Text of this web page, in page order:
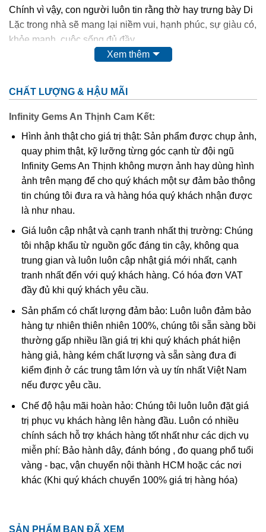
Chính vì vậy, con người luôn tin rằng thờ hay trưng bày Di
Lặc trong nhà sẽ mang lại niềm vui, hạnh phúc, sự giàu có,
khỏe mạnh, cuộc sống đủ đầy.
kém như: các loại gỗ quý, đá quý,…
Ngoài tượng Phật Di Lặc
công ty, nơi công cộng thì hình ảnh Ngài cũng được điêu
khắc tinh xảo trên nền mặt dây chuyền. Điều này giúp
chúng ta có thể mang Phật bên mình mọi lúc mọi nơi để
phù hộ độ trì,…Và mặt dây chuyềnPhật Di Lặccũng được
nhiều tín đồ kể cả tín ngưỡng Phật hay không tín ngưỡng
đều ưa chuộng.
Phật Di Lặc trong phong thủy
Ngày nay, Phật Di Lặc Đá Ruby được tạo hình nhiều kiểu
khác nhau chứ không có 1 kiểu nhất định:
Phật Di Lặc nô đùa cùng bọn trẻ
Phật Di Lặc tay cầm thỏi vàng
Xem thêm
CHẤT LƯỢNG & HẬU MÃI
Infinity Gems An Thịnh Cam Kết:
Hình ảnh thật cho giá trị thật: Sản phẩm được chụp ảnh,
quay phim thật, kỹ lưỡng từng góc cạnh từ đội ngũ
Infinity Gems An Thịnh không mượn ảnh hay dùng hình
ảnh trên mạng để cho quý khách một sự đảm bảo thông
tin chúng tôi đưa ra và hàng hóa quý khách nhận được
là như nhau.
Giá luôn cập nhật và cạnh tranh nhất thị trường: Chúng
tôi nhập khẩu từ nguồn gốc đáng tin cậy, không qua
trung gian và luôn luôn cập nhật giá mới nhất, cạnh
tranh nhất đến với quý khách hàng. Có hóa đơn VAT
đầy đủ khi quý khách yêu cầu.
Sản phẩm có chất lượng đảm bảo: Luôn luôn đảm bảo
hàng tự nhiên thiên nhiên 100%, chúng tôi sẵn sàng bồi
thường gấp nhiều lần giá trị khi quý khách phát hiện
hàng giả, hàng kém chất lượng và sẵn sàng đưa đi
kiểm định ở các trung tâm lớn và uy tín nhất Việt Nam
nếu được yêu cầu.
Chế độ hậu mãi hoàn hảo: Chúng tôi luôn luôn đặt giá
trị phục vụ khách hàng lên hàng đầu. Luôn có nhiều
chính sách hỗ trợ khách hàng tốt nhất như các dịch vụ
miễn phí: Bảo hành dây, đánh bóng , đo quang phổ tuổi
vàng - bạc, vận chuyển nội thành HCM hoặc các nơi
khác (Khi quý khách chuyển 100% giá trị hàng hóa)
SẢN PHẨM BẠN ĐÃ XEM